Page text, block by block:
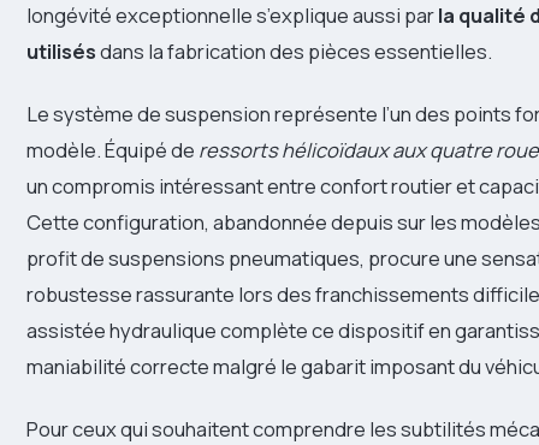
longévité exceptionnelle s’explique aussi parla qualité
utilisésdans la fabrication des pièces essentielles.
Le système de suspension représente l’un des points
modèle. Équipé de ressorts hélicoïdaux aux quatre
un compromis intéressant entre confort routier et
Cette configuration, abandonnée depuis sur les
profit de suspensions pneumatiques, procure une
robustesse rassurante lors des franchissements
assistée hydraulique complète ce dispositif en
maniabilité correcte malgré le gabarit imposant du
Pour ceux qui souhaitent comprendre les subtilités